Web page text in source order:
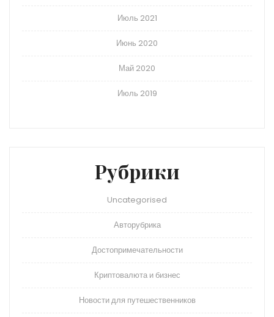
Июль 2021
Июнь 2020
Май 2020
Июль 2019
Рубрики
Uncategorised
Авторубрика
Достопримечательности
Криптовалюта и бизнес
Новости для путешественников